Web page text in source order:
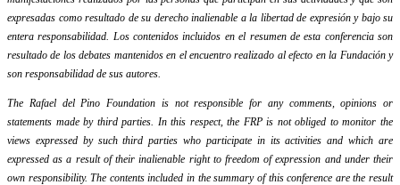
expresadas como resultado de su derecho inalienable a la libertad de expresión y bajo su
entera responsabilidad. Los contenidos incluidos en el resumen de esta conferencia son
resultado de los debates mantenidos en el encuentro realizado al efecto en la Fundación y
son responsabilidad de sus autores.
The Rafael del Pino Foundation is not responsible for any comments, opinions or
statements made by third parties. In this respect, the FRP is not obliged to monitor the
views expressed by such third parties who participate in its activities and which are
expressed as a result of their inalienable right to freedom of expression and under their
own responsibility. The contents included in the summary of this conference are the result